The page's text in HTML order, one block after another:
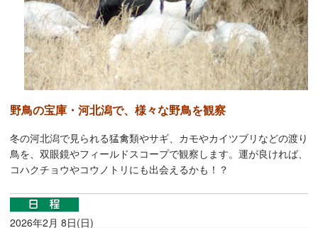
野鳥の宝庫・河北潟で、様々な野鳥を観察
冬の河北潟で見られる猛禽類やサギ、カモやカイツブリなどの渡り
鳥を、双眼鏡やフィールドスコープで観察します。運が良ければ、
コハクチョウやコウノトリにも出会えるかも！？
2026年2月 8日(日)